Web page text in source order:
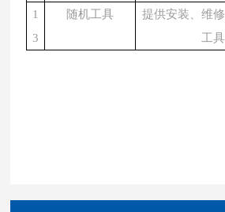
1
3
随机工具
提供安装、维
工